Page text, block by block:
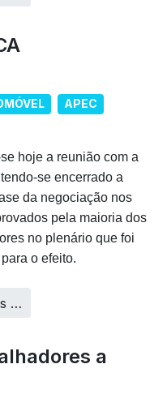
APEC
hoje a reunião com a
se encerrado a
da negociação nos
pela maioria dos
no plenário que foi
o efeito.
…
a